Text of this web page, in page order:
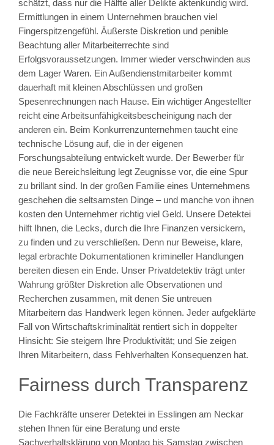
schätzt, dass nur die Hälfte aller Delikte aktenkundig wird.
Ermittlungen in einem Unternehmen brauchen viel
Fingerspitzengefühl. Äußerste Diskretion und penible
Beachtung aller Mitarbeiterrechte sind
Erfolgsvoraussetzungen. Immer wieder verschwinden aus
dem Lager Waren. Ein Außendienstmitarbeiter kommt
dauerhaft mit kleinen Abschlüssen und großen
Spesenrechnungen nach Hause. Ein wichtiger Angestellter
reicht eine Arbeitsunfähigkeitsbescheinigung nach der
anderen ein. Beim Konkurrenzunternehmen taucht eine
technische Lösung auf, die in der eigenen
Forschungsabteilung entwickelt wurde. Der Bewerber für
die neue Bereichsleitung legt Zeugnisse vor, die eine Spur
zu brillant sind. In der großen Familie eines Unternehmens
geschehen die seltsamsten Dinge – und manche von ihnen
kosten den Unternehmer richtig viel Geld. Unsere Detektei
hilft Ihnen, die Lecks, durch die Ihre Finanzen versickern,
zu finden und zu verschließen. Denn nur Beweise, klare,
legal erbrachte Dokumentationen krimineller Handlungen
bereiten diesen ein Ende. Unser Privatdetektiv trägt unter
Wahrung größter Diskretion alle Observationen und
Recherchen zusammen, mit denen Sie untreuen
Mitarbeitern das Handwerk legen können. Jeder aufgeklärte
Fall von Wirtschaftskriminalität rentiert sich in doppelter
Hinsicht: Sie steigern Ihre Produktivität; und Sie zeigen
Ihren Mitarbeitern, dass Fehlverhalten Konsequenzen hat.
Fairness durch Transparenz
Die Fachkräfte unserer Detektei in Esslingen am Neckar
stehen Ihnen für eine Beratung und erste
Sachverhaltsklärung von Montag bis Samstag zwischen